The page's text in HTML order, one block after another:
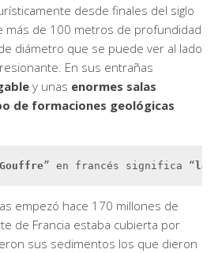
desde finales del siglo
más de 100 metros de profundidad
diámetro que se puede ver al lado
En sus entrañas
y unas enormes salas
de formaciones geológicas
” en francés significa “ la
empezó hace 170 millones de
de Francia estaba cubierta por
sus sedimentos los que dieron